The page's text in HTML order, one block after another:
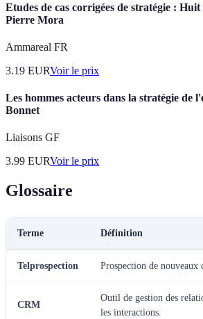
Etudes de cas corrigées de stratégie :
Pierre Mora
Ammareal FR
3.19 EURVoir le prix
Les hommes acteurs dans la stratégie de
Bonnet
Liaisons GF
3.99 EURVoir le prix
Glossaire
Terme Définition
Telprospection Prospection de nouveaux
CRM
Outil de gestion des
les interactions.